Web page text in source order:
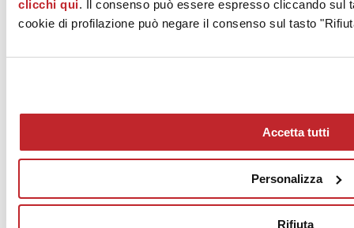
clicchi qui. Il consenso può essere espresso cliccando sul
cookie di profilazione può negare il consenso sul tasto
Accetta tutti
Personalizza
Rifiuta